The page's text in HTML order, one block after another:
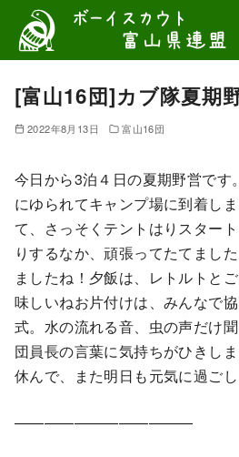
テ
[富山16団]カブ隊夏期
2022年8月13日 富山16団
今日から3泊４日の夏期野営です
にゆられてキャンプ場に到着し
て、さっそくテントはりスター
りするなか、頑張ってたてまし
ましたね！夕飯は、レトルトと
味しいねお片付けは、みんなで
式。水の流れる音、虫の声だけ聞
団員長の言葉に気持ちがひきし
休んで、また明日も元気に過ご
————————————